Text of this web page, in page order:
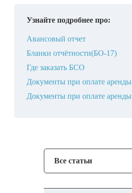
Узнайте подробнее про:
Авансовый отчет
Бланки отчётности(БО-17)
Где заказать БСО
Документы при оплате аренды
Документы при оплате аренды
Все статьи